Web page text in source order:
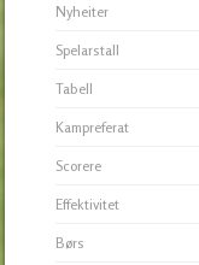
Nyheiter
Spelarstall
Tabell
Kampreferat
Scorere
Effektivitet
Børs